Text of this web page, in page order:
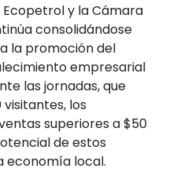
y la Cámara
consolidándose
la promoción del
empresarial
las jornadas, que
los
superiores a $50
de estos
economía local.